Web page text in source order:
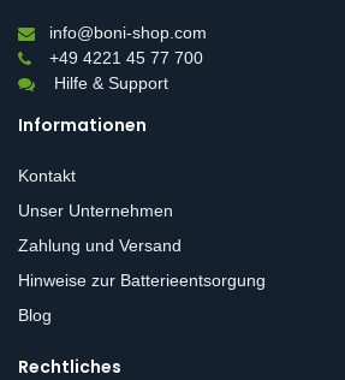
info@boni-shop.com
+49 4221 45 77 700
Hilfe & Support
Informationen
Kontakt
Unser Unternehmen
Zahlung und Versand
Hinweise zur Batterieentsorgung
Blog
Rechtliches